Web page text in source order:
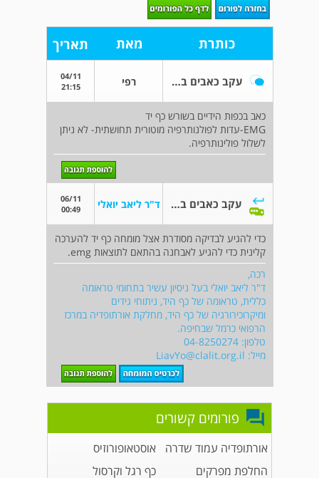
כותרת מאת תאריך
עקב כאבים בשורש כף יד ופיענוח- EMG רפי
04/11
21:15
כאב בכפות הידיים בשורש כף יד
EMG-עדות לפולנותרפיה מוטורית תחושתית- לא ניתן
לשלול פולינותרפיה.
עקב כאבים בשורש כף יד ופיענוח- EMG ד"ר ליאב יואלי
06/11
00:49
כדי להגיע לבדיקה מסודרת אצל מומחה כף יד להערכה
קלינית כדי להגיע לאבחנה בהתאם לתוצאות emg.
רכה,
ד"ר ליאב יואלי בעל ניסיון עשיר בתחומי טראומה
כללית, טראומה של כף היד, ניתוחי גידים
ומיקרוכירורגיה של כף היד, מחלקת אורתופדיה במרכז
הרפואי כרמל שבחיפה.
טלפון: 04-8250274
מייל: LiavYo@clalit.org.il
פורומים קשורים
אורתופדיה עמוד שדרה
אוסטאופורוזיס
החלפת מפרקים
כף רגל וקרסול